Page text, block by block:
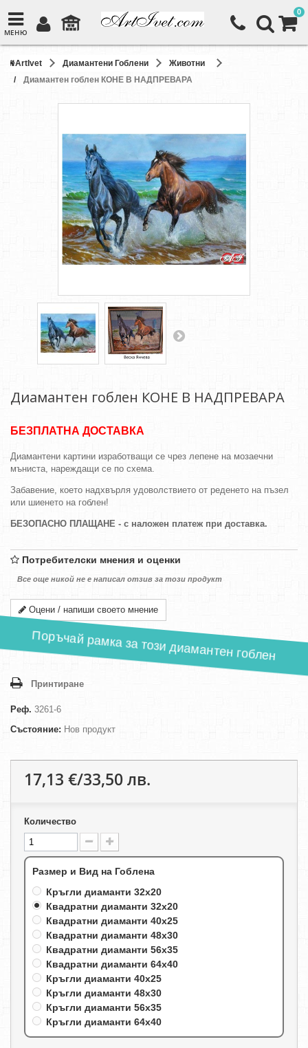
МЕНЮ
0
ArtIvet Диамантени Гоблени
Животни
Диамантен гоблен КОНЕ В НАДПРЕВАРА
Диамантен гоблен КОНЕ В НАДПРЕВАРА
БЕЗПЛАТНА ДОСТАВКА
Диамантени картини изработващи се чрез лепене на мозаечни
мъниста, нареждащи се по схема.
Забавение, което надхвърля удоволствието от реденето на пъзел
или шиенето на гоблен!
БЕЗОПАСНО ПЛАЩАНЕ - с наложен платеж при доставка.
Потребителски мнения и оценки
Все още никой не е написал отзив за този продукт
Оцени / напиши своето мнение
Поръчай рамка за този диамантен гоблен
Принтиране
Реф. 3261-6
Състояние: Нов продукт
17,13 €/33,50 лв.
Количество
Размер и Вид на Гоблена
Кръгли диаманти 32х20
Квадратни диаманти 32х20
Квадратни диаманти 40х25
Квадратни диаманти 48х30
Квадратни диаманти 56х35
Квадратни диаманти 64х40
Кръгли диаманти 40х25
Кръгли диаманти 48х30
Кръгли диаманти 56х35
Кръгли диаманти 64х40